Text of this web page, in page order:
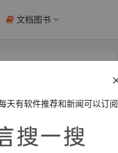
文档图书
剥壳
特定的需求。这种
天有软件推荐和新闻可以订阅